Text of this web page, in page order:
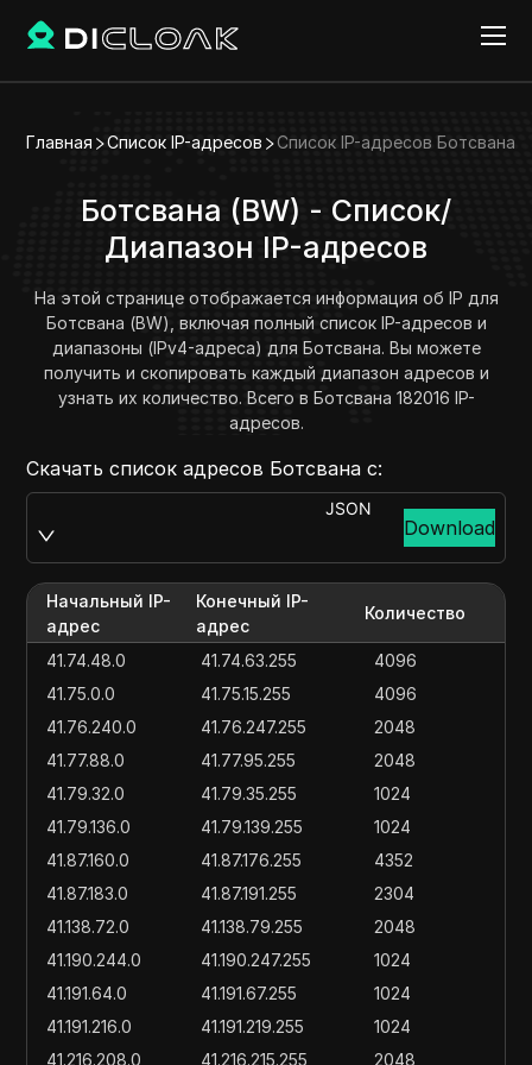
Главная Список IP-адресов Список IP-адресов Ботсвана
Ботсвана (BW) - Список/
Диапазон IP-адресов
На этой странице отображается информация об IP для
Ботсвана (BW), включая полный список IP-адресов и
диапазоны (IPv4-адреса) для Ботсвана. Вы можете
получить и скопировать каждый диапазон адресов и
узнать их количество. Всего в Ботсвана 182016 IP-
адресов.
Скачать список адресов Ботсвана с:
JSON
Download
Начальный IP-
адрес
Конечный IP-
адрес
Количество
41.74.48.0 41.74.63.255
4096
41.75.0.0
41.75.15.255
4096
41.76.240.0
41.76.247.255
2048
41.77.88.0
41.77.95.255
2048
41.79.32.0
41.79.35.255
1024
41.79.136.0
41.79.139.255
1024
41.87.160.0
41.87.176.255
4352
41.87.183.0
41.87.191.255
2304
41.138.72.0
41.138.79.255
2048
41.190.244.0
41.190.247.255
1024
41.191.64.0
41.191.67.255
1024
41.191.216.0
41.191.219.255
1024
41.216.208.0
41.216.215.255
2048